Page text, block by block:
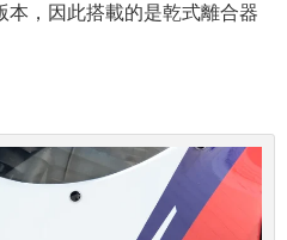
，因此搭載的是乾式離合器